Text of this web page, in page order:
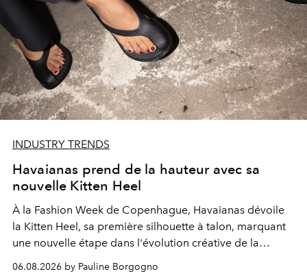
INDUSTRY TRENDS
Havaianas prend de la hauteur avec sa
nouvelle Kitten Heel
À la Fashion Week de Copenhague, Havaianas dévoile
la Kitten Heel, sa première silhouette à talon, marquant
une nouvelle étape dans l'évolution créative de la
06.08.2026 by Pauline Borgogno